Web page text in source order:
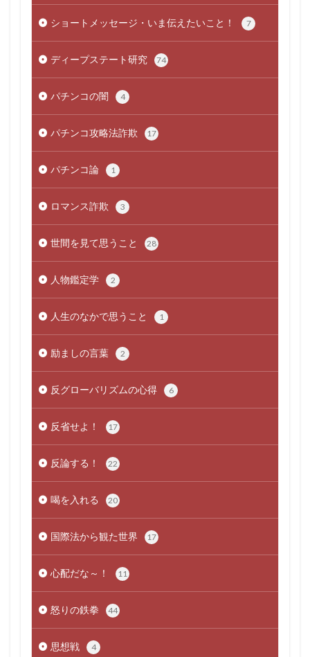
ショートメッセージ・いま伝えたいこと！ 7
ディープステート研究 74
パチンコの闇 4
パチンコ攻略法詐欺 17
パチンコ論 1
ロマンス詐欺 3
世間を見て思うこと 28
人物鑑定学 2
人生のなかで思うこと 1
励ましの言葉 2
反グローバリズムの心得 6
反省せよ！ 17
反論する！ 22
喝を入れる 20
国際法から観た世界 17
心配だな～！ 11
怒りの鉄拳 44
思想戦 4